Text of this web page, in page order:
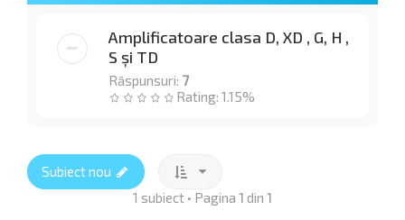
Amplificatoare clasa D, XD , G, H ,
S și TD
Răspunsuri: 7
Rating: 1.15%
Subiect nou
1 subiect • Pagina 1 din 1